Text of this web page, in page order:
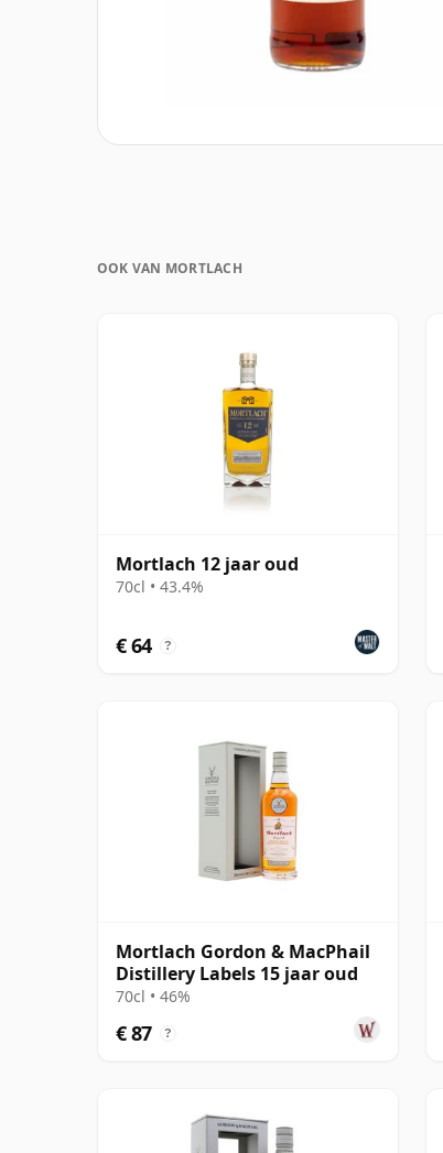
OOK VAN MORTLACH
Mortlach 12 jaar oud
70cl • 43.4%
€ 64 ?
Mortlach Gordon & MacPhail
Distillery Labels 15 jaar oud
70cl • 46%
€ 87 ?